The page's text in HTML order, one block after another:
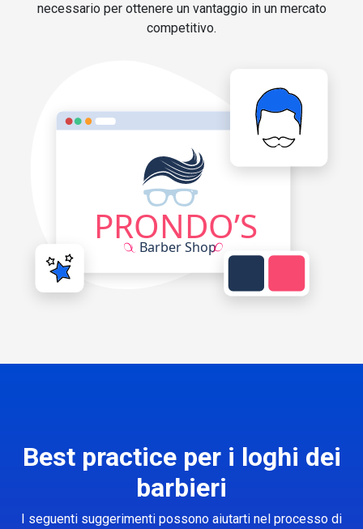
necessario per ottenere un vantaggio in un mercato
competitivo.
Best practice per i loghi dei
barbieri
I seguenti suggerimenti possono aiutarti nel processo di